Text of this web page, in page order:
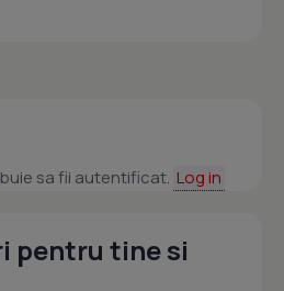
sa fii autentificat. Log in
pentru tine si